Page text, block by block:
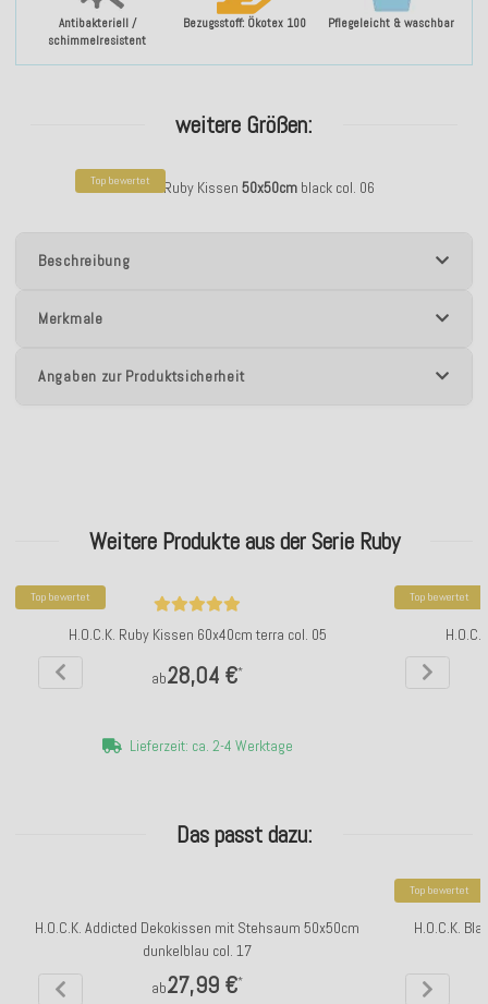
Antibakteriell /
schimmelresistent
Bezugsstoff: Ökotex 100 Pflegeleicht & waschbar
weitere Größen:
Top bewertet
H.O.C.K. Ruby Kissen 50x50cm black col. 06
Beschreibung
Merkmale
Angaben zur Produktsicherheit
Weitere Produkte aus der Serie Ruby
Top bewertet
H.O.C.K. Ruby Kissen 60x40cm terra col. 05
ab28,04 €*
Lieferzeit: ca. 2-4 Werktage
Top bewertet
Das passt dazu:
H.O.C.K. Addicted Dekokissen mit Stehsaum 50x50cm
dunkelblau col. 17
ab27,99 €*
Top bewertet
H.O.C.K.